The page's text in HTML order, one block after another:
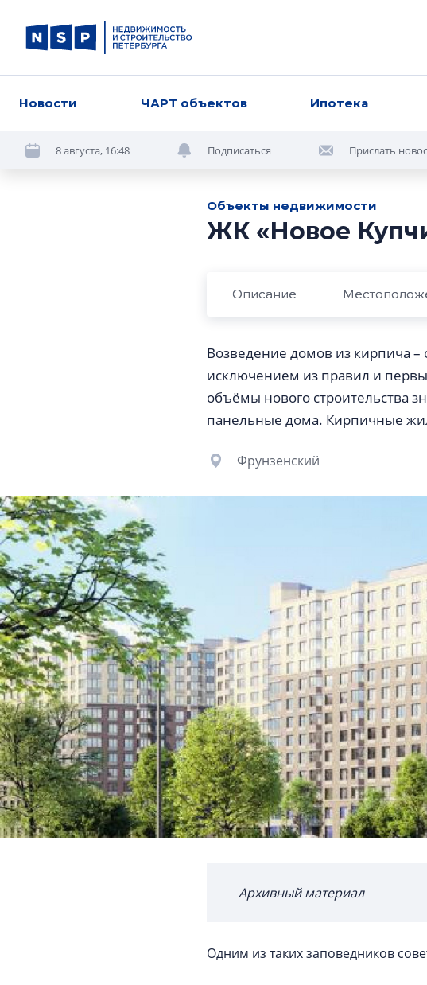
Новости ЧАРТ объектов Ипотека
8 августа, 16:48 Подписаться Прислать
Объекты недвижимости
ЖК «Новое
Описание
Возведение домов из кирпича –
исключением из правил и
объёмы нового строительства
панельные дома. Кирпичные
Фрунзенский
Архивный материал
Одним из таких заповедников